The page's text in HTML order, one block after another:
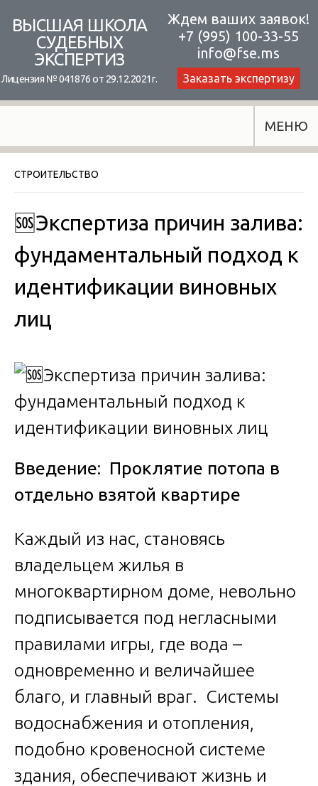
content
ВЫСШАЯ ШКОЛА
СУДЕБНЫХ
ЭКСПЕРТИЗ
Лицензия № 041876 от 29.12.2021г.
Ждем ваших заявок!
+7 (995) 100-33-55
info@fse.ms
Заказать экспертизу
МЕНЮ
СТРОИТЕЛЬСТВО
🆘Экспертиза причин залива:
фундаментальный подход к
идентификации виновных
лиц
Введение: Проклятие потопа в
отдельно взятой квартире
Каждый из нас, становясь
владельцем жилья в
многоквартирном доме, невольно
подписывается под негласными
правилами игры, где вода –
одновременно и величайшее
благо, и главный враг. Системы
водоснабжения и отопления,
подобно кровеносной системе
здания, обеспечивают жизнь и